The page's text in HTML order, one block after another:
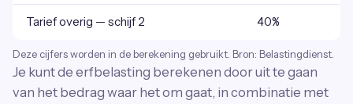
Tarief overig — schijf 2 40%
Deze cijfers worden in de berekening gebruikt. Bron: Belastingdienst.
Je kunt de erfbelasting berekenen door uit te gaan
van het bedrag waar het om gaat, in combinatie met